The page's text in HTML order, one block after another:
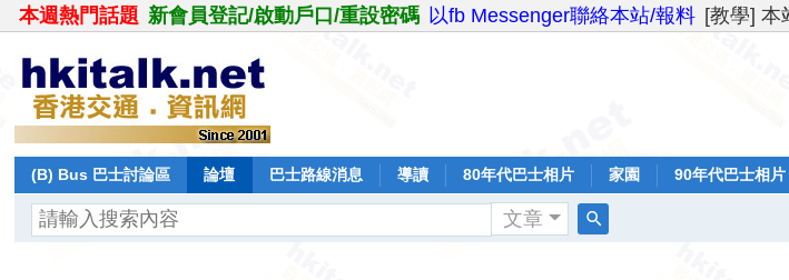
本週熱門話題 新會員登記/啟動戶口/重設密碼 以fb Messenger聯絡本站/報料 [教學] 本
(B) Bus 巴士討論區 論壇 巴士路線消息 導讀 80年代巴士相片 家園 90年代巴士相片
文章